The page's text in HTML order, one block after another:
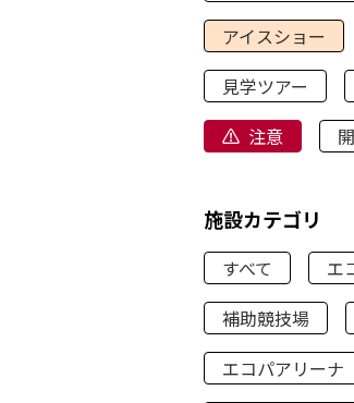
アイスショー
見学ツアー
注意
施設カテゴリ
すべて
エ
補助競技場
エコパアリーナ